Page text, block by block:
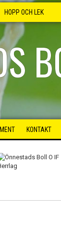
HOPP OCH LEK
KONTAKT